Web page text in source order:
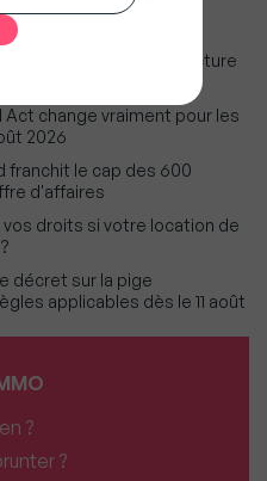
grandes villes où la facture
Act change vraiment pour les
2026
franchit le cap des 600
d'affaires
droits si votre location de
décret sur la pige
applicables dès le 11 août
?
?